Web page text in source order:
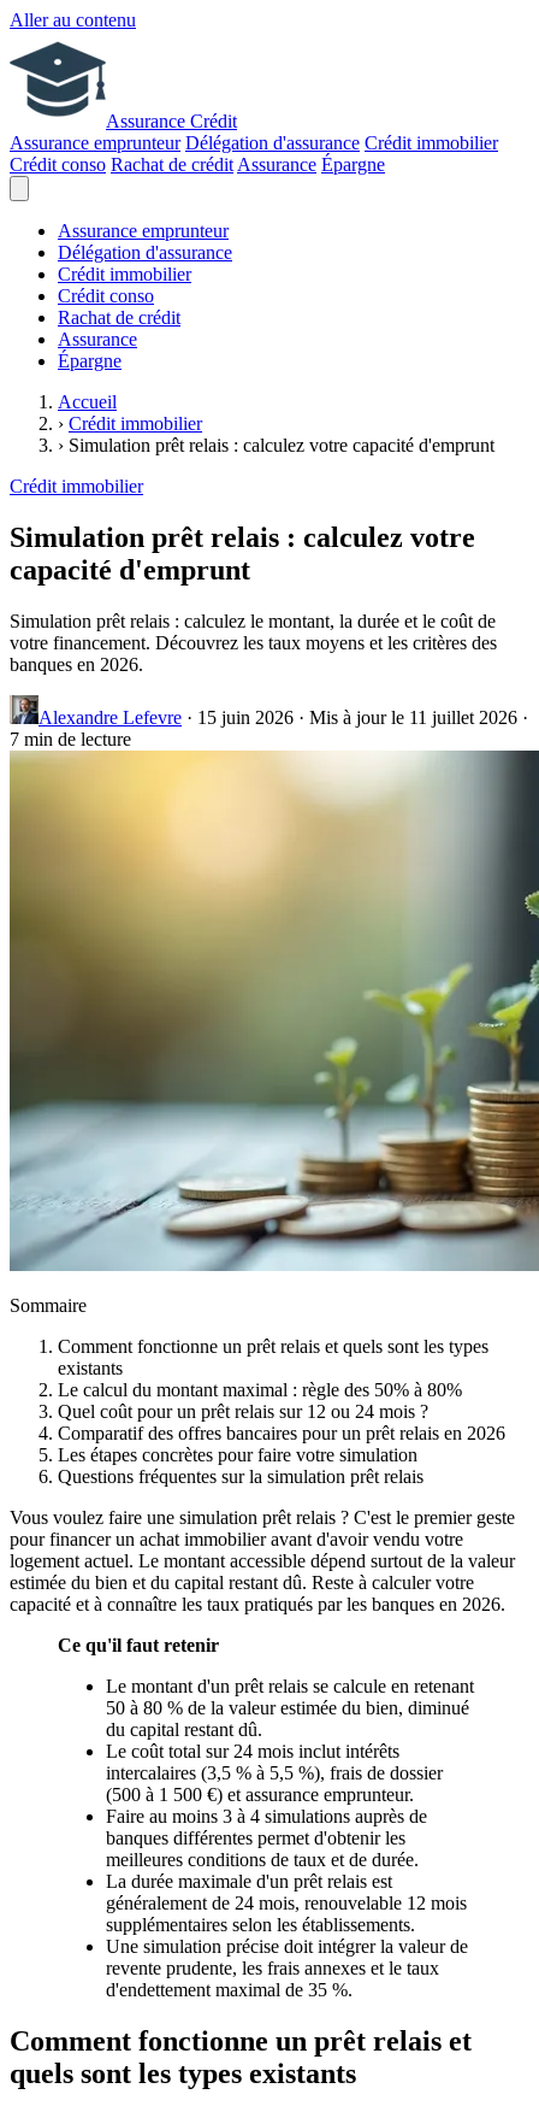
Aller au contenu
Assurance Crédit
Assurance emprunteur Délégation d'assurance Crédit immobilier
Crédit conso Rachat de crédit Assurance Épargne
Assurance emprunteur
Délégation d'assurance
Crédit immobilier
Crédit conso
Rachat de crédit
Assurance
Épargne
Accueil
› Crédit immobilier
› Simulation prêt relais : calculez votre capacité d'emprunt
Crédit immobilier
Simulation prêt relais : calculez votre
capacité d'emprunt
Simulation prêt relais : calculez le montant, la durée et le coût de
votre financement. Découvrez les taux moyens et les critères des
banques en 2026.
Alexandre Lefevre · 15 juin 2026 · Mis à jour le 11 juillet 2026 ·
7 min de lecture
Sommaire
Comment fonctionne un prêt relais et quels sont les types
existants
Le calcul du montant maximal : règle des 50% à 80%
Quel coût pour un prêt relais sur 12 ou 24 mois ?
Comparatif des offres bancaires pour un prêt relais en 2026
Les étapes concrètes pour faire votre simulation
Questions fréquentes sur la simulation prêt relais
Vous voulez faire une simulation prêt relais ? C'est le premier geste
pour financer un achat immobilier avant d'avoir vendu votre
logement actuel. Le montant accessible dépend surtout de la valeur
estimée du bien et du capital restant dû. Reste à calculer votre
capacité et à connaître les taux pratiqués par les banques en 2026.
Ce qu'il faut retenir
Le montant d'un prêt relais se calcule en retenant
50 à 80 % de la valeur estimée du bien, diminué
du capital restant dû.
Le coût total sur 24 mois inclut intérêts
intercalaires (3,5 % à 5,5 %), frais de dossier
(500 à 1 500 €) et assurance emprunteur.
Faire au moins 3 à 4 simulations auprès de
banques différentes permet d'obtenir les
meilleures conditions de taux et de durée.
La durée maximale d'un prêt relais est
généralement de 24 mois, renouvelable 12 mois
supplémentaires selon les établissements.
Une simulation précise doit intégrer la valeur de
revente prudente, les frais annexes et le taux
d'endettement maximal de 35 %.
Comment fonctionne un prêt relais et
quels sont les types existants